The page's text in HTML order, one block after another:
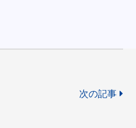
次の記事